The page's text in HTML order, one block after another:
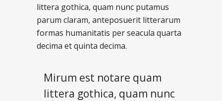
littera gothica, quam nunc putamus
parum claram, anteposuerit litterarum
formas humanitatis per seacula quarta
decima et quinta decima.
Mirum est notare quam
littera gothica, quam nunc